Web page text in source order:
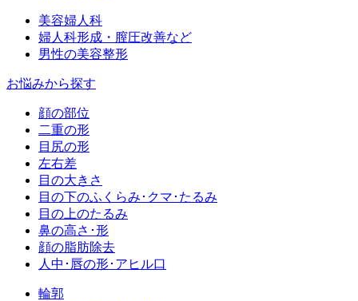
美容婦人科
婦人科形成・膣圧改善など
男性の美容整形
お悩みから探す
顔の部位
二重の形
目尻の形
左右差
目の大きさ
目の下のふくらみ･クマ･たるみ
目の上のたるみ
鼻の高さ･形
顔の脂肪除去
人中･唇の形･アヒル口
輪郭